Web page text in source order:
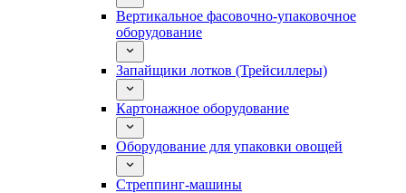
Вертикальное фасовочно-упаковочное
оборудование
Запайщики лотков (Трейсиллеры)
Картонажное оборудование
Оборудование для упаковки овощей
Стреппинг-машины